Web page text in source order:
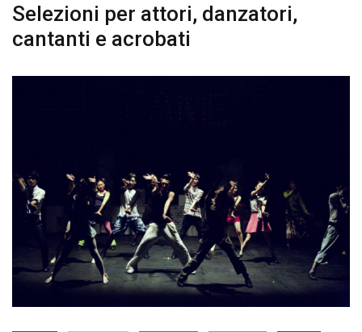
Selezioni per attori, danzatori,
cantanti e acrobati